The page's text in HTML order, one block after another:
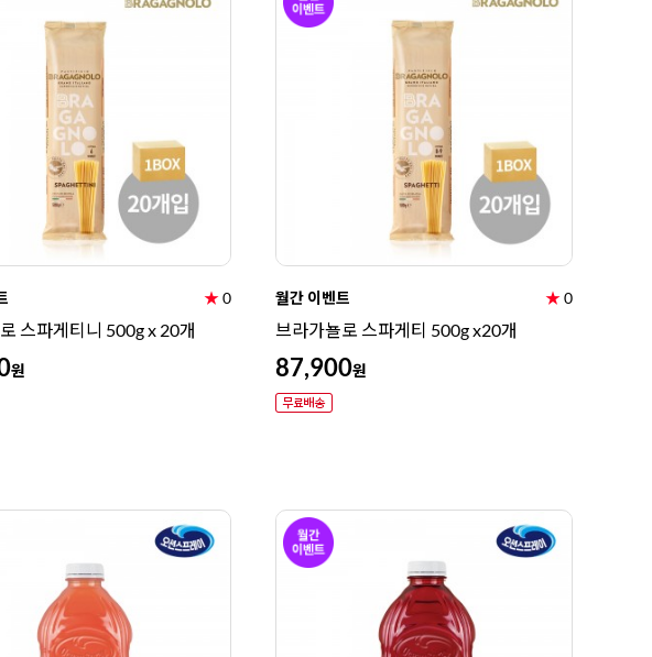
★0
스파게티니 500g x 20개
원
월간 이벤트 ★0
브라가뇰로 스파게티 500g x20개
87,900원